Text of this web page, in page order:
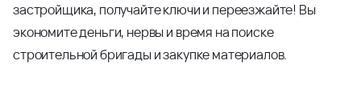
застройщика, получайте ключи и переезжайте! Вы
экономите деньги, нервы и время на поиске
строительной бригады и закупке материалов.